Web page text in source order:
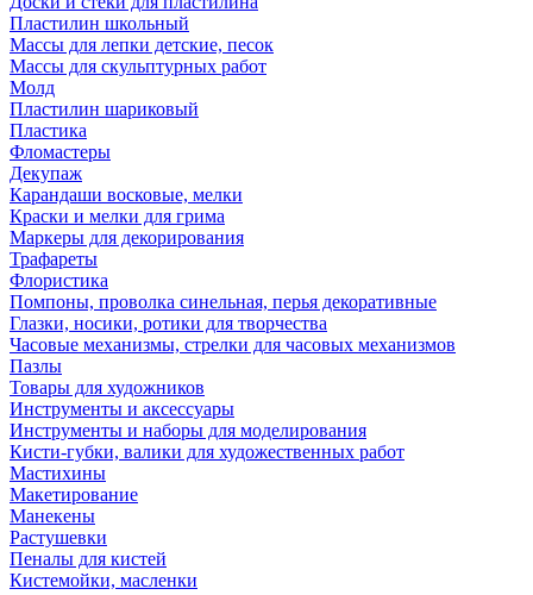
Пластилин школьный
Массы для лепки детские, песок
Массы для скульптурных работ
Молд
Пластилин шариковый
Пластика
Фломастеры
Декупаж
Карандаши восковые, мелки
Краски и мелки для грима
Маркеры для декорирования
Трафареты
Флористика
Помпоны, проволка синельная, перья декоративные
Глазки, носики, ротики для творчества
Часовые механизмы, стрелки для часовых механизмов
Пазлы
Товары для художников
Инструменты и аксессуары
Инструменты и наборы для моделирования
Кисти-губки, валики для художественных работ
Мастихины
Макетирование
Манекены
Растушевки
Пеналы для кистей
Кистемойки, масленки